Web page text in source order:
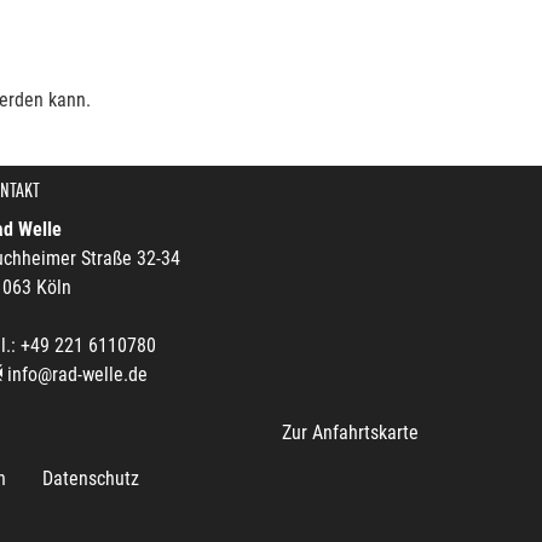
kann.
Welle
Straße 32-34
Köln
+49 221 6110780
info@rad-welle.de
Zur Anfahrtskarte
Datenschutz